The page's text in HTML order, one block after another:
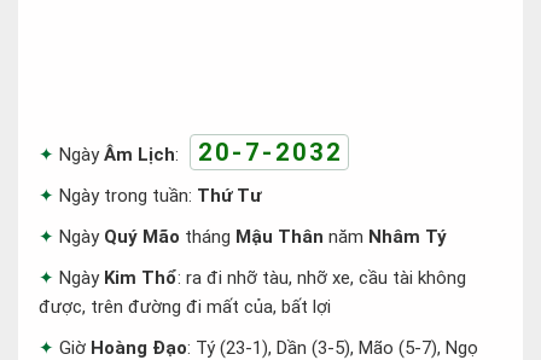
NgàyÂm Lịch: 20-7-2032
Ngày trong tuần: Thứ Tư
Ngày Quý Mão tháng Mậu Thân năm Nhâm Tý
Ngày Kim Thổ: ra đi nhỡ tàu, nhỡ xe, cầu tài không
được, trên đường đi mất của, bất lợi
Giờ Hoàng Đạo: Tý (23-1), Dần (3-5), Mão (5-7), Ngọ